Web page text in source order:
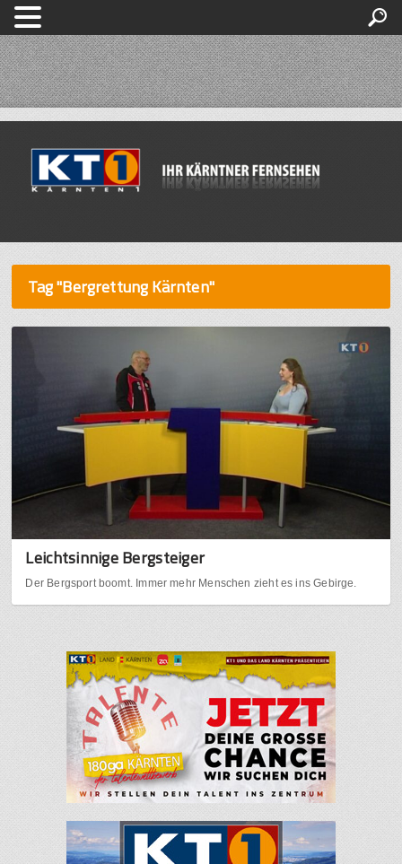
Tag "Bergrettung Kärnten"
Leichtsinnige Bergsteiger
Der Bergsport boomt. Immer mehr Menschen zieht es ins Gebirge.